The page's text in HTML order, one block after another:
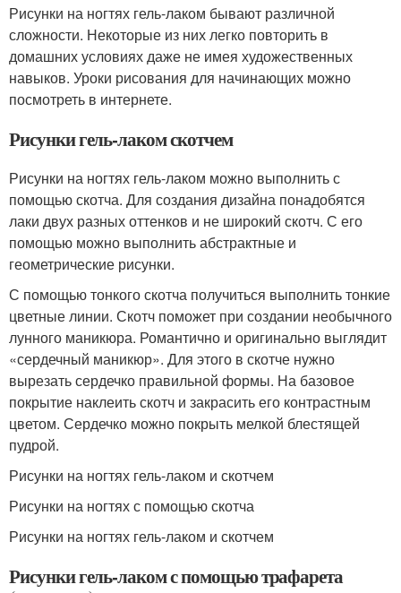
Рисунки на ногтях гель-лаком бывают различной
сложности. Некоторые из них легко повторить в
домашних условиях даже не имея художественных
навыков. Уроки рисования для начинающих можно
посмотреть в интернете.
Рисунки гель-лаком скотчем
Рисунки на ногтях гель-лаком можно выполнить с
помощью скотча. Для создания дизайна понадобятся
лаки двух разных оттенков и не широкий скотч. С его
помощью можно выполнить абстрактные и
геометрические рисунки.
С помощью тонкого скотча получиться выполнить тонкие
цветные линии. Скотч поможет при создании необычного
лунного маникюра. Романтично и оригинально выглядит
«сердечный маникюр». Для этого в скотче нужно
вырезать сердечко правильной формы. На базовое
покрытие наклеить скотч и закрасить его контрастным
цветом. Сердечко можно покрыть мелкой блестящей
пудрой.
Рисунки на ногтях гель-лаком и скотчем
Рисунки на ногтях с помощью скотча
Рисунки на ногтях гель-лаком и скотчем
Рисунки гель-лаком с помощью трафарета